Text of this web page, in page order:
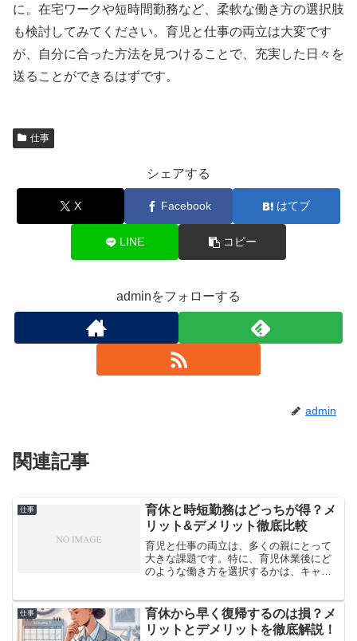
に。在宅ワークや短時間勤務など、柔軟な働き方の選択肢
も検討してみてください。育児と仕事の両立は大変です
が、自分に合った方法を見つけることで、充実した日々を
送ることができるはずです。
仕事
シェアする
X Facebook はてブ
LINE コピー
adminをフォローする
admin
関連記事
仕事
育休と時短勤務はどっちが得？メ
リット&デメリット徹底比較
育児と仕事の両立は、多くの親にとって
大きな課題です。特に、育児休業後にど
のような働き方を選択するかは、キャリ
か、それともフルタイムで復帰するか。
この選択に悩む方も多いの...
仕事
育休から早く復帰するのは損？メ
リットとデメリットを徹底解説！